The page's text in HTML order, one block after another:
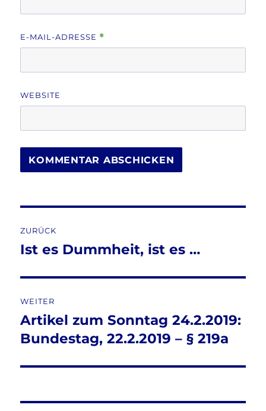
E-MAIL-ADRESSE *
WEBSITE
ZURÜCK
Vorheriger
Ist es Dummheit, ist es …
WEITER
Nächster
Beitrag:
Artikel zum Sonntag 24.2.2019:
Bundestag, 22.2.2019 – § 219a